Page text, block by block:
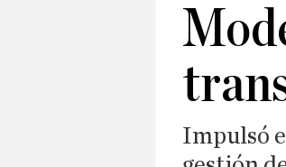
Impulsó